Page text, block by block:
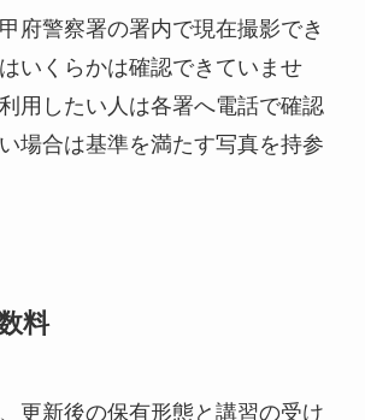
府警察署の署内で現在撮影でき
いくらかは確認できていませ
用したい人は各署へ電話で確認
場合は基準を満たす写真を持参
料
更新後の保有形態と講習の受け